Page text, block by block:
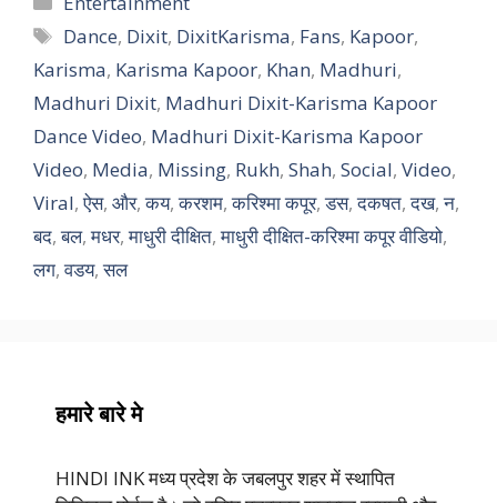
Tags
Dance, Dixit, DixitKarisma, Fans, Kapoor,
Karisma, Karisma Kapoor, Khan, Madhuri,
Madhuri Dixit, Madhuri Dixit-Karisma Kapoor
Dance Video, Madhuri Dixit-Karisma Kapoor
Video, Media, Missing, Rukh, Shah, Social, Video,
Viral,ऐस, और,कय,करशम,करिश्मा कपूर,डस,दकषत,दख,न,
बद,बल,मधर,माधुरी दीक्षित,माधुरी दीक्षित-करिश्मा कपूर वीडियो,
लग,वडय,सल
हमारे बारे मे
HINDI INK मध्य प्रदेश के जबलपुर शहर में स्थापित